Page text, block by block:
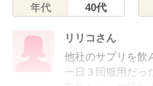
年代 40代
リリコさん
他社のサプリを飲
一日３回服用だっ